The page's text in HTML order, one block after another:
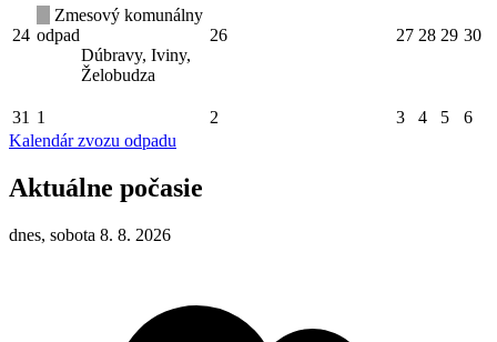
24
Zmesový komunálny
odpad
Dúbravy, Iviny,
Želobudza
26 27 28 29 30
31 1 2 3 4 5
6
Kalendár zvozu odpadu
Aktuálne počasie
dnes, sobota 8. 8. 2026